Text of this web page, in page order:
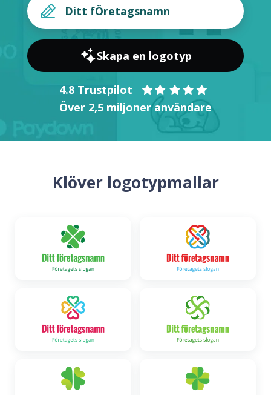
LOGGA IN
Skapa en logotyp
4.8 Trustpilot
Över 2,5 miljoner användare
Klöver logotypmallar